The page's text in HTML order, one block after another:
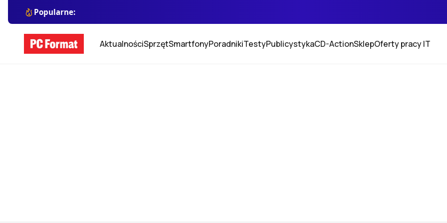
Popularne:
AktualnościSprzętSmartfonyPoradnikiTestyPublicystykaCD-ActionSklepOferty pracy IT